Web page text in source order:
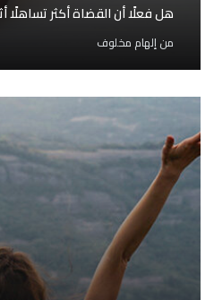
هل فعلًا أن القضاة أكثر تساهلًا
منإلهام مخلوف